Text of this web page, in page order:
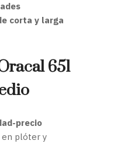
corta y larga
651
precio
en plóter y